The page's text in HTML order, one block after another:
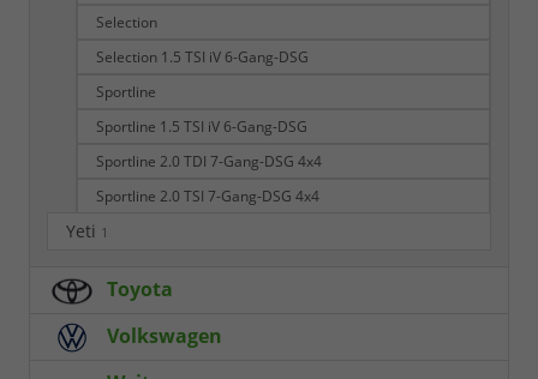
Selection
Selection 1.5 TSI iV 6-Gang-DSG
Sportline
Sportline 1.5 TSI iV 6-Gang-DSG
Sportline 2.0 TDI 7-Gang-DSG 4x4
Sportline 2.0 TSI 7-Gang-DSG 4x4
Yeti 1
Toyota
Volkswagen